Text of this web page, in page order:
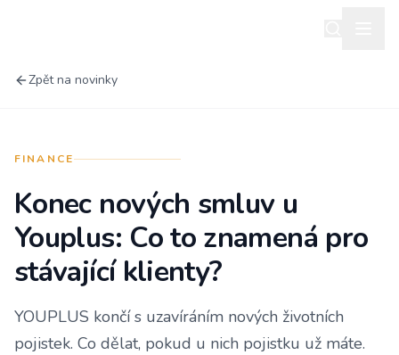
Zpět na novinky
FINANCE
Konec nových smluv u
Youplus: Co to znamená pro
stávající klienty?
YOUPLUS končí s uzavíráním nových životních
pojistek. Co dělat, pokud u nich pojistku už máte.